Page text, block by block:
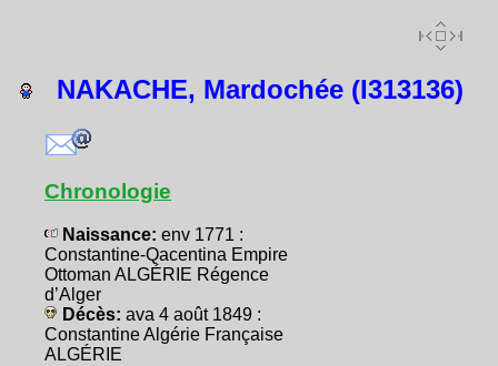
NAKACHE, Mardochée (I313136)
Chronologie
Naissance: env 1771 :
Constantine-Qacentina Empire
Ottoman ALGÉRIE Régence
d’Alger
Décès: ava 4 août 1849 :
Constantine Algérie Française
ALGÉRIE